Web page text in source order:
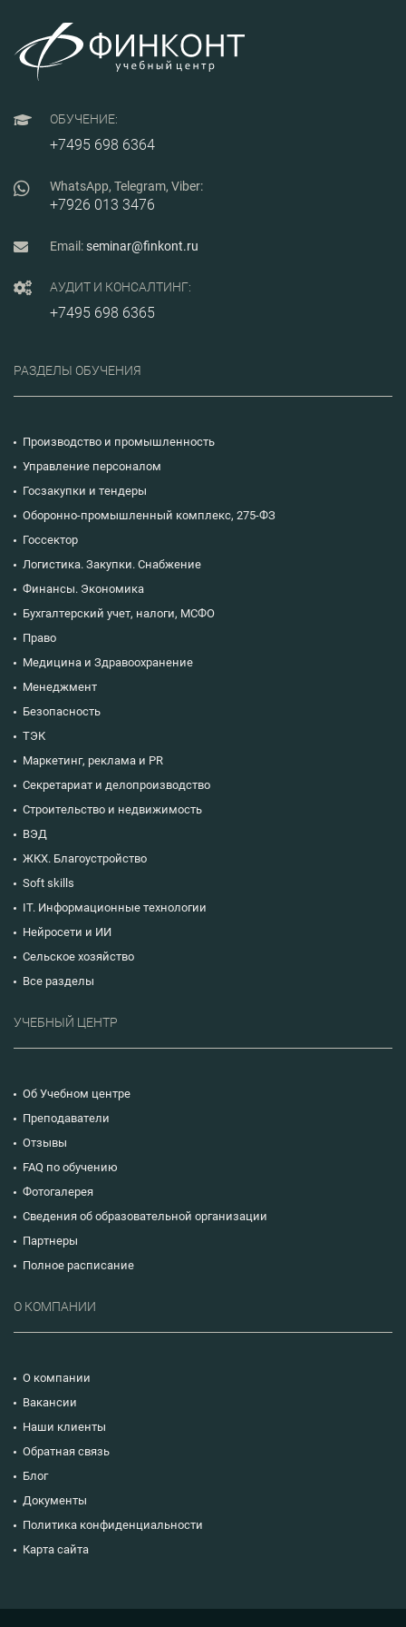
среднего
заработка.
ОБУЧЕНИЕ:
+7495 698 6364
WhatsApp, Telegram, Viber:
+7926 013 3476
Email:seminar@finkont.ru
АУДИТ И КОНСАЛТИНГ:
+7495 698 6365
РАЗДЕЛЫ ОБУЧЕНИЯ
Производство и промышленность
Управление персоналом
Госзакупки и тендеры
Оборонно-промышленный комплекс, 275-ФЗ
Госсектор
Логистика. Закупки. Снабжение
Финансы. Экономика
Бухгалтерский учет, налоги, МСФО
Право
Медицина и Здравоохранение
Менеджмент
Безопасность
ТЭК
Маркетинг, реклама и PR
Секретариат и делопроизводство
Строительство и недвижимость
ВЭД
ЖКХ. Благоустройство
Soft skills
IT. Информационные технологии
Нейросети и ИИ
Сельское хозяйство
Все разделы
УЧЕБНЫЙ ЦЕНТР
Об Учебном центре
Преподаватели
Отзывы
FAQ по обучению
Фотогалерея
Сведения об образовательной организации
Партнеры
Полное расписание
О КОМПАНИИ
О компании
Вакансии
Наши клиенты
Обратная связь
Блог
Документы
Политика конфиденциальности
Карта сайта